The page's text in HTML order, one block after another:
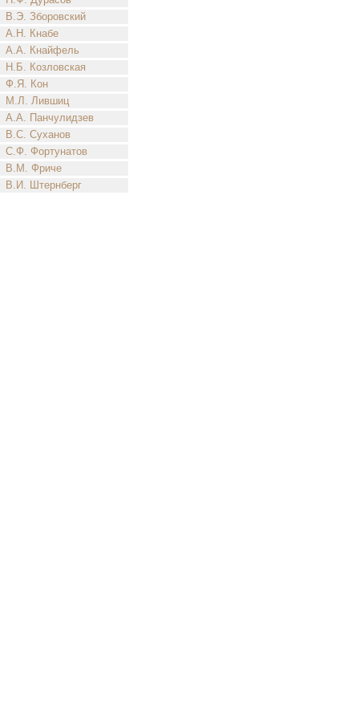
В.Э. Зборовский
А.Н. Кнабе
А.А. Кнайфель
Н.Б. Козловская
Ф.Я. Кон
М.Л. Лившиц
А.А. Панчулидзев
В.С. Суханов
С.Ф. Фортунатов
В.М. Фриче
В.И. Штернберг